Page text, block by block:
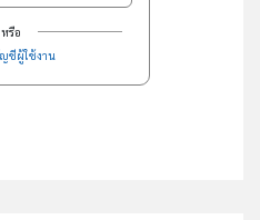
หรือ
ชีผู้ใช้งาน